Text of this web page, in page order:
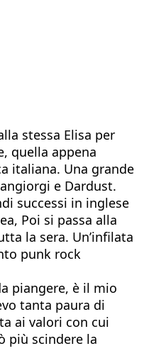
stessa Elisa per
quella appena
italiana. Una grande
e Dardust.
successi in inglese
Poi si passa alla
la sera. Un’infilata
punk rock
piangere, è il mio
tanta paura di
ai valori con cui
più scindere la